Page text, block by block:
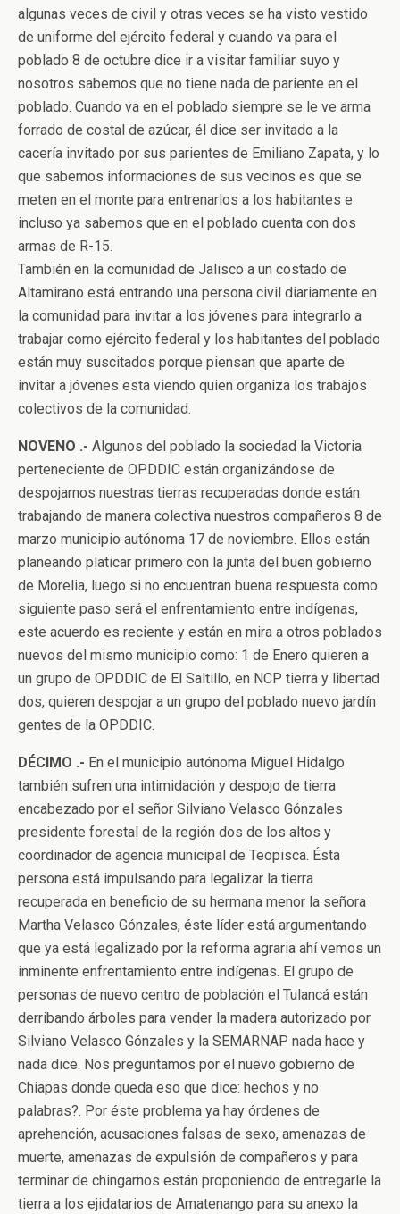
algunas veces de civil y otras veces se ha visto vestido
de uniforme del ejército federal y cuando va para el
poblado 8 de octubre dice ir a visitar familiar suyo y
nosotros sabemos que no tiene nada de pariente en el
poblado. Cuando va en el poblado siempre se le ve arma
forrado de costal de azúcar, él dice ser invitado a la
cacería invitado por sus parientes de Emiliano Zapata, y lo
que sabemos informaciones de sus vecinos es que se
meten en el monte para entrenarlos a los habitantes e
incluso ya sabemos que en el poblado cuenta con dos
armas de R-15.
También en la comunidad de Jalisco a un costado de
Altamirano está entrando una persona civil diariamente en
la comunidad para invitar a los jóvenes para integrarlo a
trabajar como ejército federal y los habitantes del poblado
están muy suscitados porque piensan que aparte de
invitar a jóvenes esta viendo quien organiza los trabajos
colectivos de la comunidad.
NOVENO .- Algunos del poblado la sociedad la Victoria
perteneciente de OPDDIC están organizándose de
despojarnos nuestras tierras recuperadas donde están
trabajando de manera colectiva nuestros compañeros 8 de
marzo municipio autónoma 17 de noviembre. Ellos están
planeando platicar primero con la junta del buen gobierno
de Morelia, luego si no encuentran buena respuesta como
siguiente paso será el enfrentamiento entre indígenas,
este acuerdo es reciente y están en mira a otros poblados
nuevos del mismo municipio como: 1 de Enero quieren a
un grupo de OPDDIC de El Saltillo, en NCP tierra y libertad
dos, quieren despojar a un grupo del poblado nuevo jardín
gentes de la OPDDIC.
DÉCIMO .- En el municipio autónoma Miguel Hidalgo
también sufren una intimidación y despojo de tierra
encabezado por el señor Silviano Velasco Gónzales
presidente forestal de la región dos de los altos y
coordinador de agencia municipal de Teopisca. Ésta
persona está impulsando para legalizar la tierra
recuperada en beneficio de su hermana menor la señora
Martha Velasco Gónzales, éste líder está argumentando
que ya está legalizado por la reforma agraria ahí vemos un
inminente enfrentamiento entre indígenas. El grupo de
personas de nuevo centro de población el Tulancá están
derribando árboles para vender la madera autorizado por
Silviano Velasco Gónzales y la SEMARNAP nada hace y
nada dice. Nos preguntamos por el nuevo gobierno de
Chiapas donde queda eso que dice: hechos y no
palabras?. Por éste problema ya hay órdenes de
aprehención, acusaciones falsas de sexo, amenazas de
muerte, amenazas de expulsión de compañeros y para
terminar de chingarnos están proponiendo de entregarle la
tierra a los ejidatarios de Amatenango para su anexo la